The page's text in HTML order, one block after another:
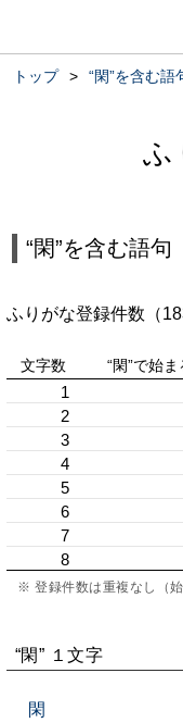
トップ > “閑”を含む語
ふ
“閑”を含む語句
ふりがな登録件数（
文字数 “閑”で始ま
1
2
3
4
5
6
7
8
※ 登録件数は重複なし（始
“閑” １文字
閑